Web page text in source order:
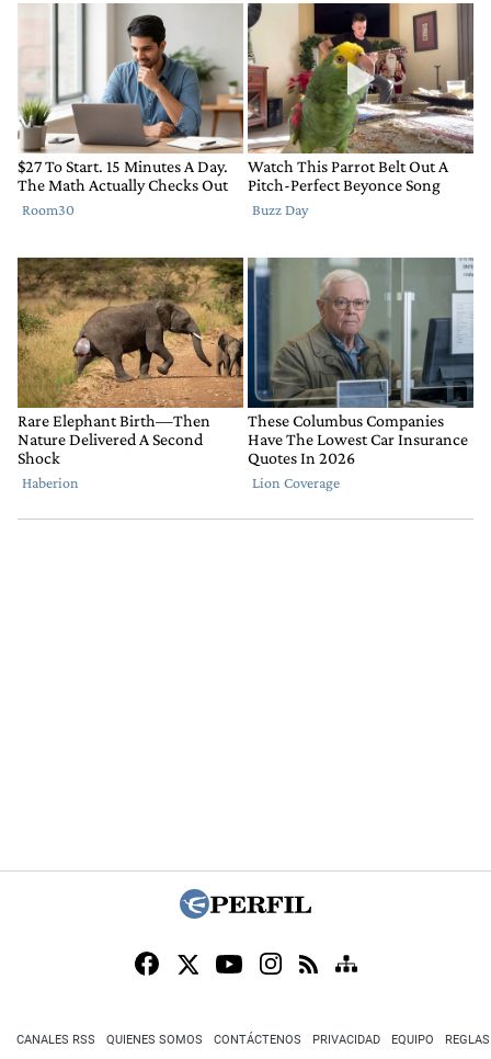
CANALES RSS QUIENES SOMOS CONTÁCTENOS PRIVACIDAD EQUIPO